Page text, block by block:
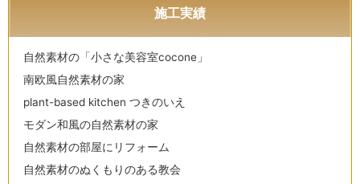
施工実績
自然素材の「小さな美容室cocone」
南欧風自然素材の家
plant-based kitchen つきのいえ
モダン和風の自然素材の家
自然素材の部屋にリフォーム
自然素材のぬくもりのある教会